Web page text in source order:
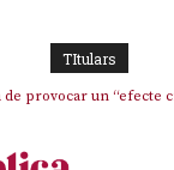
TItulars
de provocar un “efecte